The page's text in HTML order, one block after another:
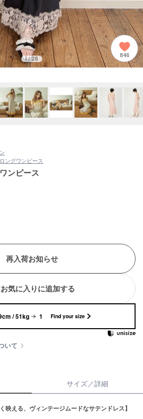
1/26 846
ングワンピース
ンピース
再入荷お知らせ
お気に入りに追加する
/ 51kg 1 Find your size
いて
サイズ／詳細
映える、ヴィンテージムードなサテンドレス】